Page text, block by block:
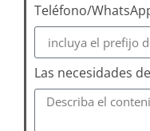
Teléfono/
Las necesidades